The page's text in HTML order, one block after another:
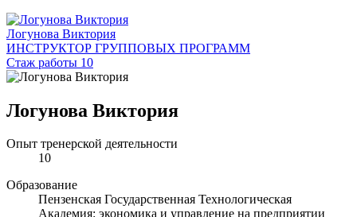
Логунова Виктория
ИНСТРУКТОР ГРУППОВЫХ ПРОГРАММ
Стаж работы 10
Логунова Виктория
Опыт тренерской деятельности
10
Образование
Пензенская Государственная Технологическая
Академия: экономика и управление на предприятии